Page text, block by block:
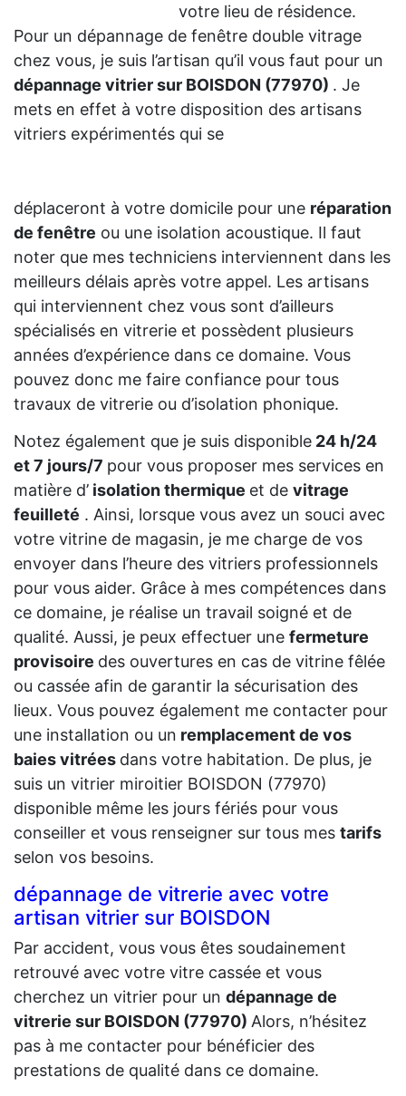
votre lieu de résidence.
Pour un dépannage de fenêtre double vitrage
chez vous, je suis l’artisan qu’il vous faut pour un
dépannage vitrier sur BOISDON (77970) . Je
mets en effet à votre disposition des artisans
vitriers expérimentés qui se
déplaceront à votre domicile pour une réparation
de fenêtre ou une isolation acoustique. Il faut
noter que mes techniciens interviennent dans les
meilleurs délais après votre appel. Les artisans
qui interviennent chez vous sont d’ailleurs
spécialisés en vitrerie et possèdent plusieurs
années d’expérience dans ce domaine. Vous
pouvez donc me faire confiance pour tous
travaux de vitrerie ou d’isolation phonique.
Notez également que je suis disponible 24 h/24
et 7 jours/7 pour vous proposer mes services en
matière d’ isolation thermique et de vitrage
feuilleté . Ainsi, lorsque vous avez un souci avec
votre vitrine de magasin, je me charge de vos
envoyer dans l’heure des vitriers professionnels
pour vous aider. Grâce à mes compétences dans
ce domaine, je réalise un travail soigné et de
qualité. Aussi, je peux effectuer une fermeture
provisoire des ouvertures en cas de vitrine fêlée
ou cassée afin de garantir la sécurisation des
lieux. Vous pouvez également me contacter pour
une installation ou un remplacement de vos
baies vitrées dans votre habitation. De plus, je
suis un vitrier miroitier BOISDON (77970)
disponible même les jours fériés pour vous
conseiller et vous renseigner sur tous mes tarifs
selon vos besoins.
dépannage de vitrerie avec votre
artisan vitrier sur BOISDON
Par accident, vous vous êtes soudainement
retrouvé avec votre vitre cassée et vous
cherchez un vitrier pour un dépannage de
vitrerie sur BOISDON (77970) Alors, n’hésitez
pas à me contacter pour bénéficier des
prestations de qualité dans ce domaine.